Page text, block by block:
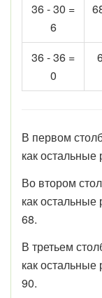
36 - 30 =
6
36 - 36 =
0
В первом
как остальные
Во втором
как остальные
68.
В третьем
как остальные
90.